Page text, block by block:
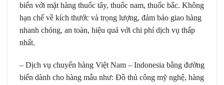
biển với mặt hàng thuốc tây, thuốc nam, thuốc bắc. Không
hạn chế về kích thước và trọng lượng, đảm bảo giao hàng
nhanh chóng, an toàn, hiệu quả với chi phí dịch vụ thấp
nhất.
– Dịch vụ chuyển hàng Việt Nam – Indonesia bằng đường
biển dành cho hàng mẫu như: Đồ thủ công mỹ nghệ, hàng